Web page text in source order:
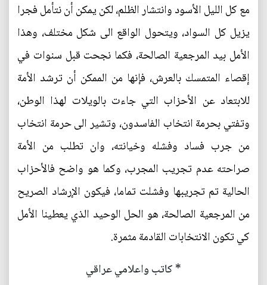
مع كل الليل الأسود وانتشار الظلم، لكن يمكن أن نتأمل فجرا
يزيل كل السواد، ويتحول الواقع الى شكل مختلف، وهذا
الأمل بيد المرجعية الصالحة، فكما نجحت قبل سنوات في
إقصاء المتمسك بالعرش، فإنها من الممكن أن ترشد الأمة
للابتعاد عن الأحزاب التي جاءت بالويلات لهذا الوطن،
وتفتي بحرمة انتخاب الفاسدون، وتشير الى حرمة انتخاب
من جرب فساد وفشله وخيانته، وان تطلب من الأمة
صراحته عدم تجريب المجرب، وكما هو واضح فالأحزاب
الحالية تم تجريبها وفشلت تماما، فيكون الإرشاد الصريح
من المرجعية الصالحة، هو الحل الوحيد الذي يعطينا الأمل
كي تكون الانتخابات القادمة مثمرة.
* كاتب واعلامي عراقي